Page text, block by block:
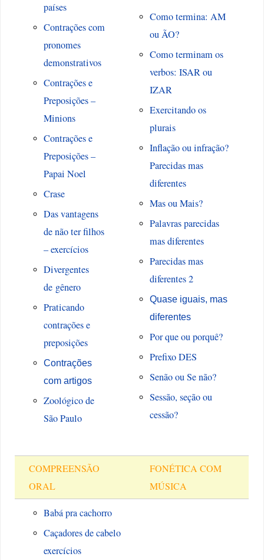
países
Contrações com
pronomes
demonstrativos
Contrações e
Preposições –
Minions
Contrações e
Preposições –
Papai Noel
Crase
Das vantagens
de não ter filhos
– exercícios
Divergentes
de gênero
Praticando
contrações e
preposições
Contrações
com artigos
Zoológico de
São Paulo
Como termina: AM
ou ÃO?
Como terminam os
verbos: ISAR ou
IZAR
Exercitando os
plurais
Inflação ou infração?
Parecidas mas
diferentes
Mas ou Mais?
Palavras parecidas
mas diferentes
Parecidas mas
diferentes 2
Quase iguais, mas
diferentes
Por que ou porquê?
Prefixo DES
Senão ou Se não?
Sessão, seção ou
cessão?
COMPREENSÃO
ORAL
FONÉTICA COM
MÚSICA
Babá pra cachorro
Caçadores de cabelo
exercícios